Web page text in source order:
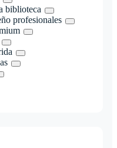
biblioteca
profesionales